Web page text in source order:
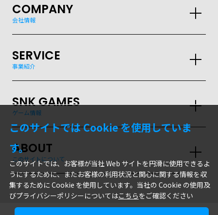
COMPANY
会社情報
SERVICE
事業紹介
SNK GAMES
ゲーム情報
ABOUT
このサイトについて
このサイトでは Cookie を使用していま
す。
このサイトでは、お客様が当社 Web サイトを円滑に使用できるよ
うにするために、またお客様の利用状況と関心に関する情報を収
集するために Cookie を使用しています。当社の Cookie の使用及
びプライバシーポリシーについてはこちらをご確認ください